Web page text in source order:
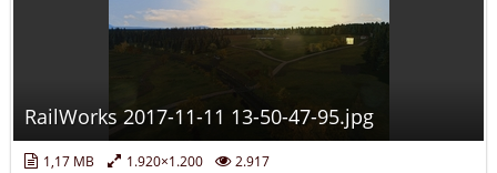
RailWorks 2017-11-11 13-50-47-95.jpg
1,17 MB 1.920×1.200 2.917